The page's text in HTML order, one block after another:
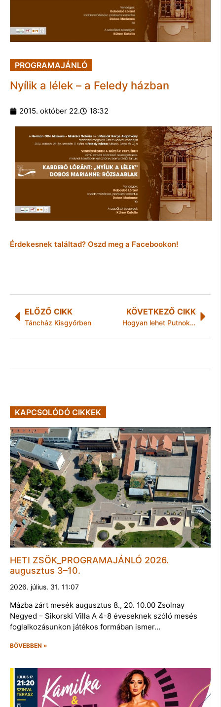
PROGRAMAJÁNLÓ
Nyílik a lélek – a Feledy házban
2015. október 22. 18:32
Érdekesnek találtad? Oszd meg a Facebookon!
ELŐZŐ CIKK
Táncház Kisgyőrben
KÖVETKEZŐ CIKK
Hogyan lehet Putnokon sikeres a közfoglalkoztatás?
KAPCSOLÓDÓ CIKKEK
HETI ZSÖK_PROGRAMAJÁNLÓ 2026.
augusztus 3–10.
2026. július. 31. 11:07
Mázba zárt mesék augusztus 8., 20. 10.00 Zsolnay
Negyed – Sikorski Villa A 4-8 éveseknek szóló mesés
foglalkozásunkon játékos formában ismer…
BŐVEBBEN »